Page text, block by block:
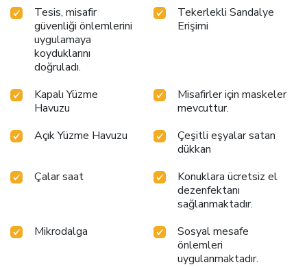
Tesis, misafir
güvenliği önlemlerini
uygulamaya
koyduklarını
doğruladı.
Tekerlekli Sandalye
Erişimi
Kapalı Yüzme
Havuzu
Misafirler için maskeler
mevcuttur.
Açık Yüzme Havuzu
Çeşitli eşyalar satan
dükkan
Çalar saat
Konuklara ücretsiz el
dezenfektanı
sağlanmaktadır.
Mikrodalga
Sosyal mesafe
önlemleri
uygulanmaktadır.